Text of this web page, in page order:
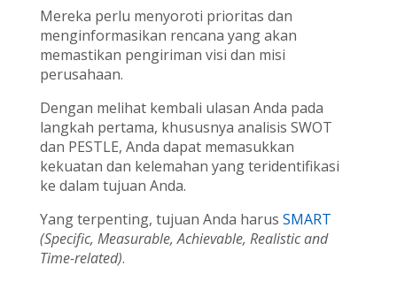
Mereka perlu menyoroti prioritas dan
menginformasikan rencana yang akan
memastikan pengiriman visi dan misi
perusahaan.
Dengan melihat kembali ulasan Anda pada
langkah pertama, khususnya analisis SWOT
dan PESTLE, Anda dapat memasukkan
kekuatan dan kelemahan yang teridentifikasi
ke dalam tujuan Anda.
Yang terpenting, tujuan Anda harus SMART
(Specific, Measurable, Achievable, Realistic and
Time-related).